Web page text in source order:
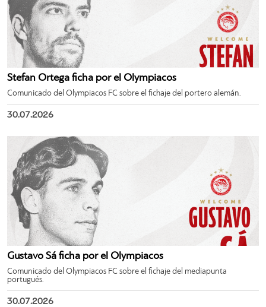
Stefan Ortega ficha por el Olympiacos
Comunicado del Olympiacos FC sobre el fichaje del portero alemán.
30.07.2026
Gustavo Sá ficha por el Olympiacos
Comunicado del Olympiacos FC sobre el fichaje del mediapunta
portugués.
30.07.2026